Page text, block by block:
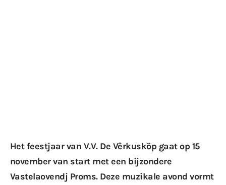
Het feestjaar van V.V. De Vêrkusköp gaat op 15
november van start met een bijzondere
Vastelaovendj Proms. Deze muzikale avond vormt